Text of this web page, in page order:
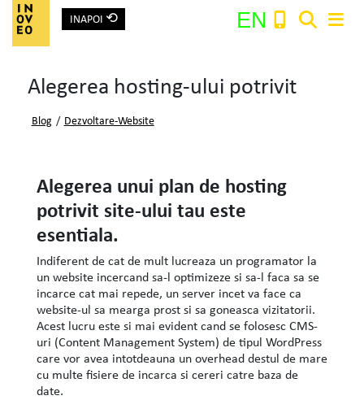
Main Navigation
INAPOI ⟲ EN
Search:
Alegerea hosting-ului potrivit
Blog / Dezvoltare-Website
Alegerea unui plan de hosting
potrivit site-ului tau este
esentiala.
Indiferent de cat de mult lucreaza un programator la
un website incercand sa-l optimizeze si sa-l faca sa se
incarce cat mai repede, un server incet va face ca
website-ul sa mearga prost si sa goneasca vizitatorii.
Acest lucru este si mai evident cand se folosesc CMS-
uri (Content Management System) de tipul WordPress
care vor avea intotdeauna un overhead destul de mare
cu multe fisiere de incarca si cereri catre baza de
date.